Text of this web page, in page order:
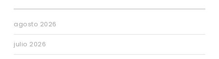
agosto 2026
julio 2026